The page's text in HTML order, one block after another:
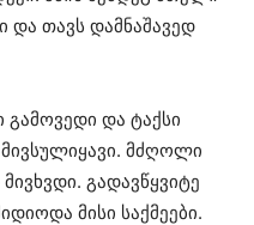
და თავს დამნაშავედ
და ტაქსი
მძღოლი
გადავწყვიტე
მისი საქმეები.